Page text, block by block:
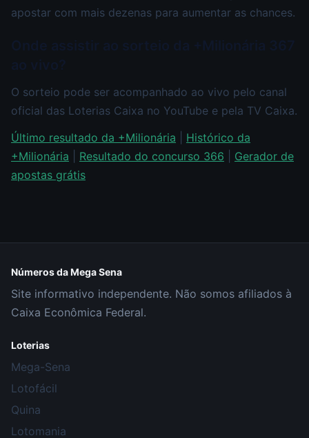
apostar com mais dezenas para aumentar as chances.
O sorteio pode ser acompanhado ao vivo pelo canal
oficial das Loterias Caixa no YouTube e pela TV Caixa.
Último resultado da +Milionária
Histórico da
+Milionária
Resultado do concurso 366
Gerador de
apostas grátis
Números da Mega Sena
Site informativo independente. Não somos afiliados à
Caixa Econômica Federal.
Loterias
Mega-Sena
Lotofácil
Quina
Lotomania